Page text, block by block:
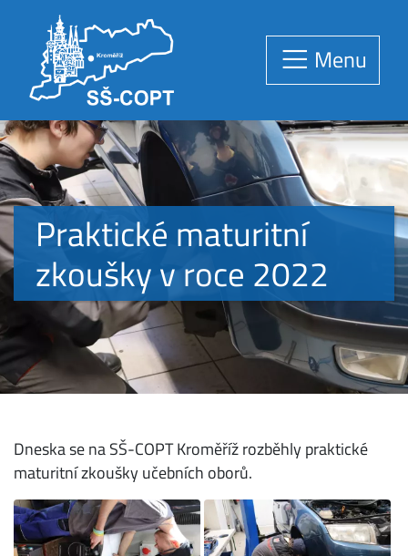
Menu
Praktické maturitní
zkoušky v roce 2022
Dneska se na SŠ-COPT Kroměříž rozběhly praktické
maturitní zkoušky učebních oborů.